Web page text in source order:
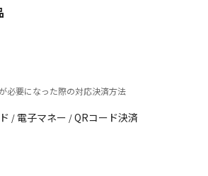
必要になった際の対応決済方法
/ 電子マネー /QRコード決済